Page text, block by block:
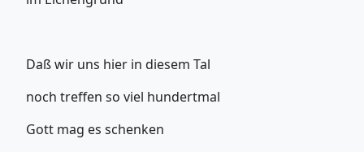
Daß wir uns hier in diesem Tal
noch treffen so viel hundertmal
Gott mag es schenken